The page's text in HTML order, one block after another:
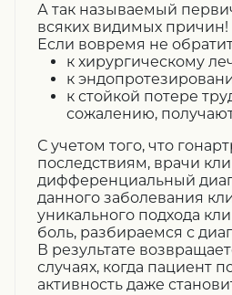
А так называемый
всяких видимых причин!
Если вовремя не
к хирургическому
к
к стойкой потере
сожалению,
С учетом того, что
последствиям, врачи
дифференциальный
данного заболевания
уникального подхода
боль, разбираемся с
В результате
случаях, когда пациент
активность даже